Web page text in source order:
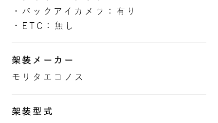
・バックアイカメラ：有り
・ETC：無し
架装メーカー
モリタエコノス
架装型式